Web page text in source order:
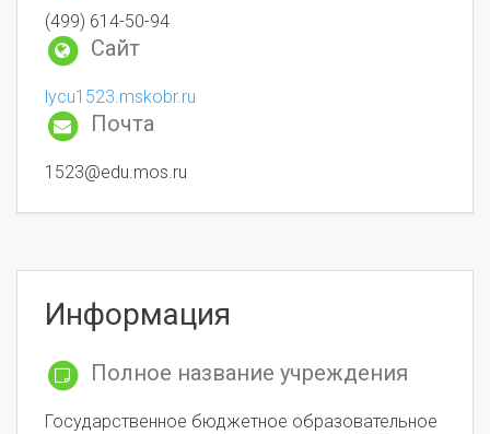
(499) 614-50-94
Сайт
lycu1523.mskobr.ru
Почта
1523@edu.mos.ru
Информация
Полное название учреждения
Государственное бюджетное образовательное